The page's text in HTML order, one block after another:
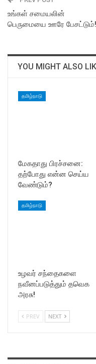
உங்கள் சமையலின்
பெருமையை ஊரே பேசட்டும்!
YOU MIGHT ALSO
தமிழ்நாடு
மேகதாது பிரச்சனை:
தற்போது என்ன செய்ய
வேண்டும்?
தமிழ்நாடு
உழவர் சந்தைகளை
நவீனப்படுத்தும் தவெக
அரசு!
PREV NEXT